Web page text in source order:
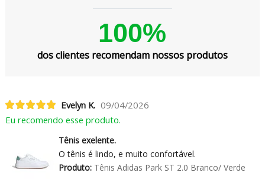
100%
dos clientes recomendam nossos produtos
Evelyn K. 09/04/2026
Eu recomendo esse produto.
Tênis exelente.
O tênis é lindo, e muito confortável.
Produto:Tênis Adidas Park ST 2.0 Branco/ Verde